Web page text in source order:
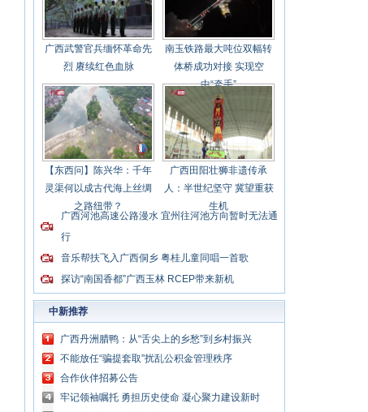
广西武警官兵缅怀革命先
烈 赓续红色血脉
南玉铁路最大吨位双幅转
体桥成功对接 实现空
中“牵手”
【东西问】陈兴华：千年
灵渠何以成古代海上丝绸
之路纽带？
广西田阳壮狮非遗传承
人：半世纪坚守 冀望重获
生机
广西河池高速公路漫水 宜州往河池方向暂时无法通
行
音乐帮扶飞入广西侗乡 粤桂儿童同唱一首歌
探访“南国香都”广西玉林 RCEP带来新机
中新推荐
广西丹洲腊鸭：从“舌尖上的乡愁”到乡村振兴
的“利器”
不能放任“骗提套取”扰乱公积金管理秩序
合作伙伴招募公告
牢记领袖嘱托 勇担历史使命 凝心聚力建设新时